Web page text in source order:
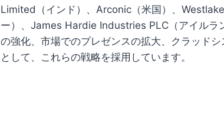
Limited（インド）、Arconic（米国）、
ー）、James Hardie Industries PLC（アイルラ
の強化、市場でのプレゼンスの拡大、クラッド
として、これらの戦略を採用しています。